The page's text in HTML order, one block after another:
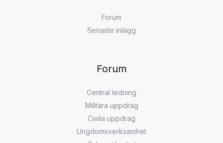
Forum
Senaste inlägg
Forum
Central ledning
Militära uppdrag
Civila uppdrag
Ungdomsverksamhet